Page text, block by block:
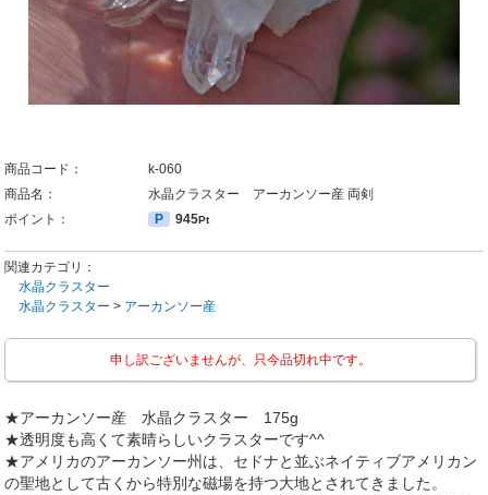
商品コード：
k-060
商品名：
水晶クラスター アーカンソー産 両剣
ポイント：
P 945Pt
関連カテゴリ：
水晶クラスター
水晶クラスター > アーカンソー産
申し訳ございませんが、只今品切れ中です。
★アーカンソー産 水晶クラスター 175g
★透明度も高くて素晴らしいクラスターです^^
★アメリカのアーカンソー州は、セドナと並ぶネイティブアメリカン
の聖地として古くから特別な磁場を持つ大地とされてきました。